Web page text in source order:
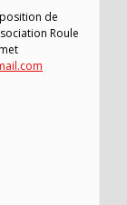
de
Roule